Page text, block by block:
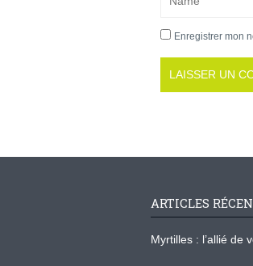
Enregistrer mon
ARTICLES
Myrtilles : l’allié de